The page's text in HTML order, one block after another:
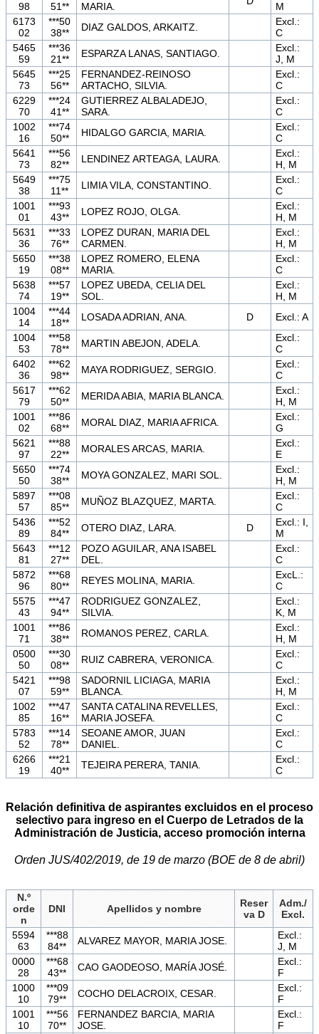
98
51**
MARIA.
M
6173
02
***50
38**
DIAZ GALDOS, ARKAITZ.
Excl.:
C
5465
59
***36
21**
ESPARZA LANAS, SANTIAGO.
Excl.:
J, M
5645
73
***25
56**
FERNANDEZ-REINOSO
ARTACHO, SILVIA.
Excl.:
C
6229
70
***24
41**
GUTIERREZ ALBALADEJO,
SARA.
Excl.:
C
1002
16
***74
50**
HIDALGO GARCIA, MARIA.
Excl.:
C
5641
73
***56
82**
LENDINEZ ARTEAGA, LAURA.
Excl.:
H, M
5649
38
***75
11**
LIMIA VILA, CONSTANTINO.
Excl.:
C
1001
01
***93
43**
LOPEZ ROJO, OLGA.
Excl.:
H, M
5631
36
***33
76**
LOPEZ DURAN, MARIA DEL
CARMEN.
Excl.:
H, M
5650
19
***38
08**
LOPEZ ROMERO, ELENA
MARIA.
Excl.:
C
5638
74
***57
19**
LOPEZ UBEDA, CELIA DEL
SOL.
Excl.:
H, M
1004
14
***44
18**
LOSADA ADRIAN, ANA. D
Excl.: A
1004
53
***58
78**
MARTIN ABEJON, ADELA.
Excl.:
C
6402
36
***62
98**
MAYA RODRIGUEZ, SERGIO.
Excl.:
C
5617
79
***62
50**
MERIDA ABIA, MARIA BLANCA.
Excl.:
H, M
1001
02
***86
68**
MORAL DIAZ, MARIA AFRICA.
Excl.:
G
5621
97
***88
22**
MORALES ARCAS, MARIA.
Excl.:
E
5650
50
***74
38**
MOYA GONZALEZ, MARI SOL.
Excl.:
H, M
5897
57
***08
85**
MUÑOZ BLAZQUEZ, MARTA.
Excl.:
C
5436
89
***52
84**
OTERO DIAZ, LARA. D
Excl.: I,
M
5643
81
***12
27**
POZO AGUILAR, ANA ISABEL
DEL.
Excl.:
C
5872
96
***68
80**
REYES MOLINA, MARIA.
ExcL.:
C
5575
43
***47
94**
RODRIGUEZ GONZALEZ,
SILVIA.
Excl.:
K, M
1001
71
***86
38**
ROMANOS PEREZ, CARLA.
Excl.:
H, M
0500
50
***30
08**
RUIZ CABRERA, VERONICA.
Excl.:
C
5421
07
***98
59**
SADORNIL LICIAGA, MARIA
BLANCA.
Excl.:
H, M
1002
85
***47
16**
SANTA CATALINA REVELLES,
MARIA JOSEFA.
Excl.:
C
5783
52
***14
78**
SEOANE AMOR, JUAN
DANIEL.
Excl.:
C
6266
19
***21
40**
TEJEIRA PERERA, TANIA.
Excl.:
C
Relación definitiva de aspirantes excluidos en el proceso
selectivo para ingreso en el Cuerpo de Letrados de la
Administración de Justicia, acceso promoción interna
Orden JUS/402/2019, de 19 de marzo (BOE de 8 de abril)
N.º
orde
n
DNI Apellidos y nombre
Reser
va D
Adm./
Excl.
5594
63
***88
84**
ALVAREZ MAYOR, MARIA JOSE.
Excl.:
J, M
0000
28
***68
43**
CAO GAODEOSO, MARÍA JOSÉ.
Excl.:
F
1000
10
***09
79**
COCHO DELACROIX, CESAR.
Excl.:
F
1001
10
***56
70**
FERNANDEZ BARCIA, MARIA
JOSE.
Excl.:
F